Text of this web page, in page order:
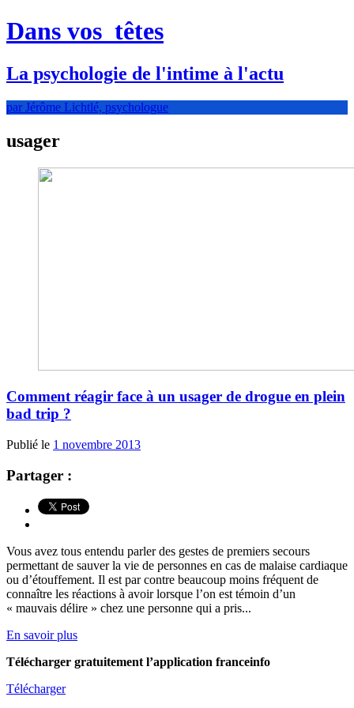
Dans vos têtes
La psychologie de l'intime à l'actu
par Jérôme Lichtlé, psychologue
usager
Comment réagir face à un usager de drogue en plein
bad trip ?
Publié le 1 novembre 2013
Partager :
Vous avez tous entendu parler des gestes de premiers secours
permettant de sauver la vie de personnes en cas de malaise cardiaque
ou d’étouffement. Il est par contre beaucoup moins fréquent de
connaître les réactions à avoir lorsque l’on est témoin d’un
« mauvais délire » chez une personne qui a pris...
En savoir plus
Télécharger gratuitement l’application franceinfo
Télécharger